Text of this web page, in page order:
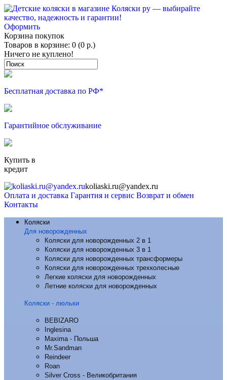
Оформить
Корзина покупок
Товаров в корзине: 0 (0 р.)
Ничего не куплено!
Бесплатная доставка по РФ*
Гарантийное обслуживание
Купить в
кредит
koliaski.ru@yandex.ru
Оплата и доставка Гарантия и сервис Возврат и обмен
Контакты
Коляски
Для новорожденных
Коляски для новорожденных 2 в 1
Коляски для новорожденных 3 в 1
Коляски для новорожденных трансформеры
Коляски для новорожденных трехколесные
Легкие коляски для новорожденных
Летние коляски для новорожденных
Коляски - люльки
BEBIZARO
Inglesina
Maxima - Польша
Mr.Sandman
Reindeer
Roan
Silver Cross - Великобритания